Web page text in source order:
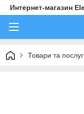
Интернет-магазин
Товари та